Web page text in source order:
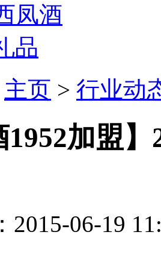
凤酒
品
主页 > 行业动
1952加盟
2015-06-19